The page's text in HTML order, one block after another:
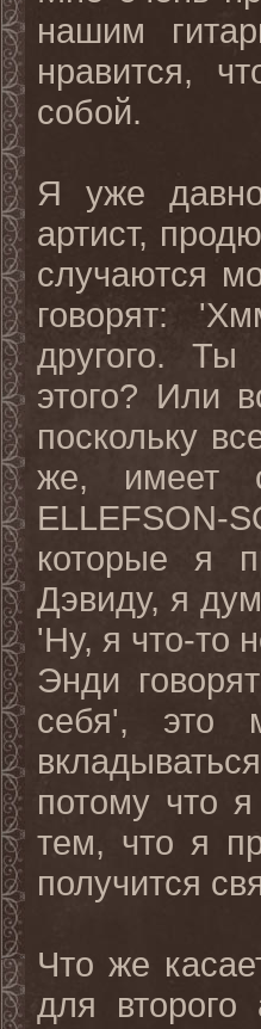
нашим
нравится,
собой.
Я уже
артист,
случаются
говорят:
другого.
этого? Или
поскольку
же, имеет
ELLEFSON-
которые я
Дэвиду, я
'Ну, я что-то
Энди
себя', это
потому что
тем, что я
получится
Что же
для